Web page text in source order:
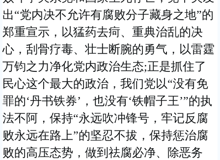
出“党内决不允许有腐败分子藏身之地”的
郑重宣示，以猛药去疴、重典治乱的决
心，刮骨疗毒、壮士断腕的勇气，以雷霆
万钧之力净化党内政治生态;正是抓住了
民心这个最大的政治，我们党以“没有免
罪的‘丹书铁券’，也没有‘铁帽子王’”的执
法不阿，保持“永远吹冲锋号，牢记反腐
败永远在路上”的坚忍不拔，保持惩治腐
败的高压态势，做到祛腐必净、除恶务